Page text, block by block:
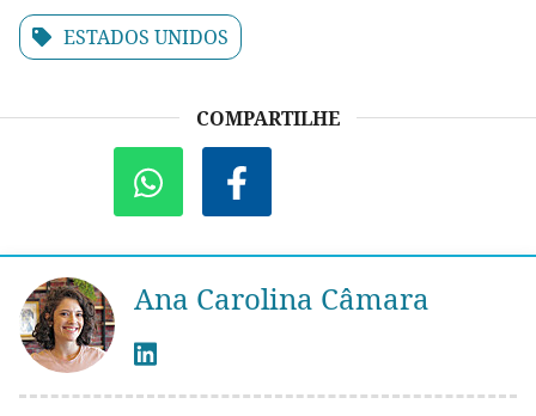
ESTADOS UNIDOS
COMPARTILHE
Ana Carolina Câmara